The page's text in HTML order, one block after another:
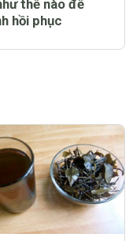
thế nào để
hồi phục